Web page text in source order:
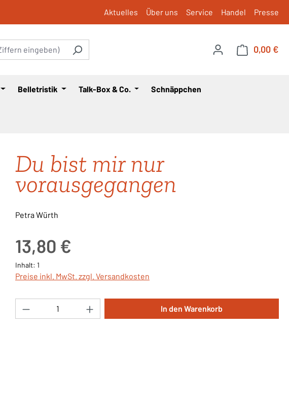
Aktuelles Über uns Service Handel Presse
0,00 €
Belletristik Talk-Box & Co. Schnäppchen
Du bist mir nur
vorausgegangen
Petra Würth
13,80 €
Inhalt: 1
Preise inkl. MwSt. zzgl. Versandkosten
Produkt Anzahl: Gib den gewünschten Wert ein
In den Warenkorb